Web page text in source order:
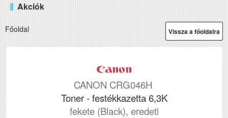
Akciók
Vissza a főoldalra
Főoldal
CANON CRG046H
Toner - festékkazetta 6,3K
fekete (Black), eredeti